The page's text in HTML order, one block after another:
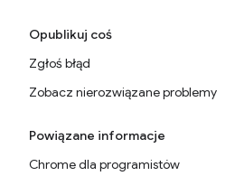
Opublikuj coś
Zgłoś błąd
Zobacz nierozwiązane problemy
Powiązane informacje
Chrome dla programistów